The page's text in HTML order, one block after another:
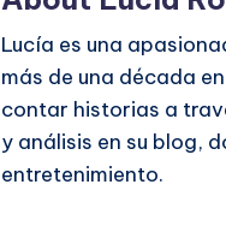
Lucía es una
más de una década
contar historias a
y análisis en su blog,
entretenimiento.